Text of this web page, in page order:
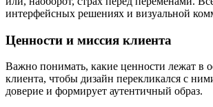
интерфейсных решениях и визуальной
Ценности и миссия клиента
Важно понимать, какие ценности лежат в
клиента, чтобы дизайн перекликался с
доверие и формирует аутентичный образ.